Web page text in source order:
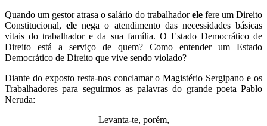
Quando um gestor atrasa o salário do trabalhadorelefere um Direito
Constitucional,ele nega o atendimento das necessidades básicas
vitais do trabalhador e da sua família. O Estado Democrático de
Direito está a serviço de quem? Como entender um Estado
Democrático de Direito que vive sendo violado?
Diante do exposto resta-nos conclamar o Magistério Sergipano e os
Trabalhadores para seguirmos as palavras do grande poeta Pablo
Neruda:
Levanta-te, porém,